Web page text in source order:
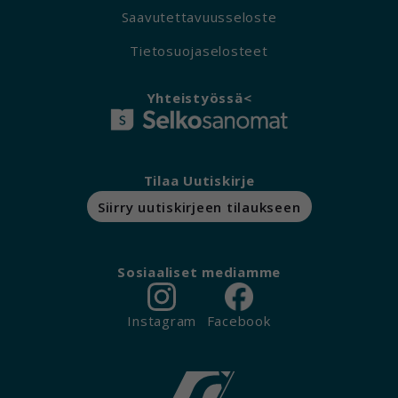
Saavutettavuusseloste
Tietosuojaselosteet
Yhteistyössä<
Tilaa Uutiskirje
Siirry uutiskirjeen tilaukseen
Sosiaaliset mediamme
Instagram Facebook